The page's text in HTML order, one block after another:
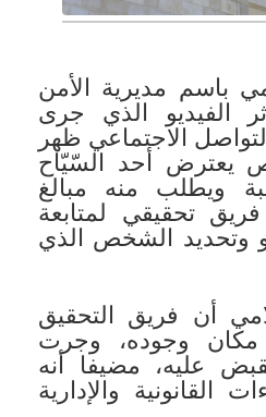
باسم مديرية الأمن
الفيديو الذي جرى
الاجتماعي ظهر
يعترض أحد السّيّاح
ويطلب منه مبالغ
تحقيقي لمتابعة
وتحديد الشخص الذي
أن فريق التحقيق
وجوده، وجرت
عليه، مضيفا أنه
القانونية والإدارية